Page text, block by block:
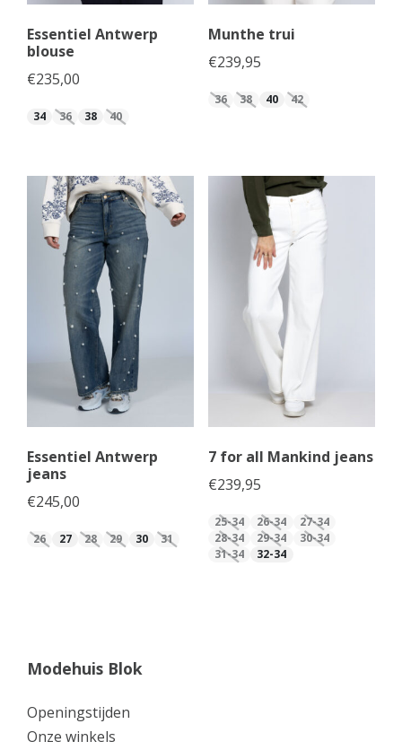
Essentiel Antwerp
blouse
€235,00
34 36 38 40
Munthe trui
€239,95
36 38 40 42
Essentiel Antwerp
jeans
€245,00
26 27 28 29 30 31
7 for all Mankind jeans
€239,95
25-34 26-34
27-34
28-34
29-34
30-34
31-34
32-34
Modehuis Blok
Openingstijden
Onze winkels